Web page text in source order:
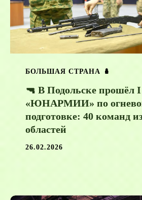
БОЛЬШАЯ СТРАНА 🪆
🔫 В Подольске прошёл
«ЮНАРМИИ» по
подготовке: 40 команд
областей
26.02.2026